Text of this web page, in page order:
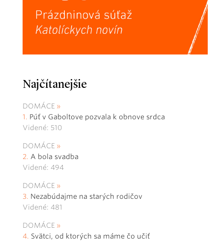
Najčítanejšie
DOMÁCE
Púť v Gaboltove pozvala k obnove srdca
Videné: 510
DOMÁCE
A bola svadba
Videné: 494
DOMÁCE
Nezabúdajme na starých rodičov
Videné: 481
DOMÁCE
Svätci, od ktorých sa máme čo učiť